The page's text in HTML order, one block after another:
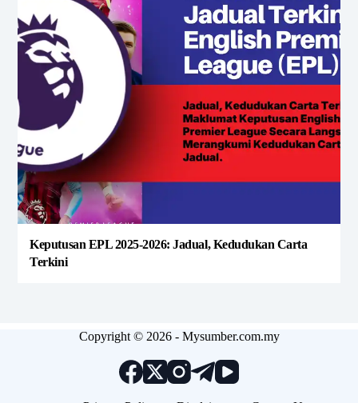
Keputusan EPL 2025-2026: Jadual, Kedudukan Carta
Terkini
Copyright © 2026 - Mysumber.com.my